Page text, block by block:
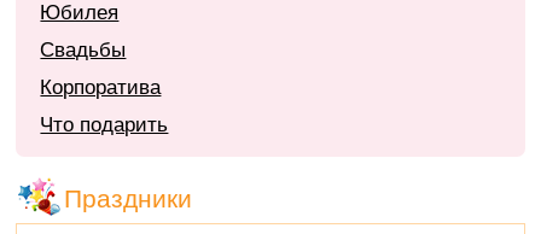
Юбилея
Свадьбы
Корпоратива
Что подарить
Праздники